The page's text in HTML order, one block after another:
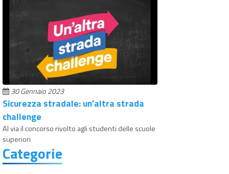
30 Gennaio 2023
Sicurezza stradale: un'altra strada
challenge
Al via il concorso rivolto agli studenti delle scuole
superiori
Categorie